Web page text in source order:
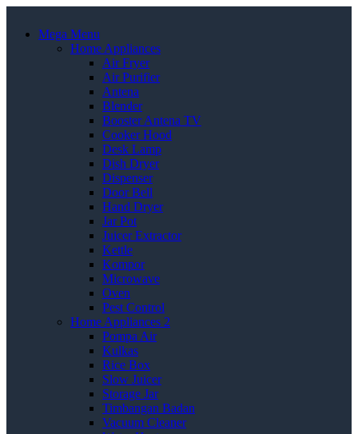
Mega Menu
Home Appliances
Air Fryer
Air Purifier
Antena
Blender
Booster Antena TV
Cooker Hood
Desk Lamp
Dish Dryer
Dispenser
Door Bell
Hand Dryer
Jar Pot
Juicer Extractor
Kettle
Kompor
Microwave
Oven
Pest Control
Home Appliances 2
Pompa Air
Kulkas
Rice Box
Slow Juicer
Storage Jar
Timbangan Badan
Vacuum Cleaner